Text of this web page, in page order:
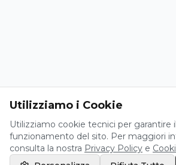
Utilizziamo i Cookie
Utilizziamo cookie tecnici per garantire
funzionamento del sito. Per maggiori
consulta la nostra Privacy Policy e